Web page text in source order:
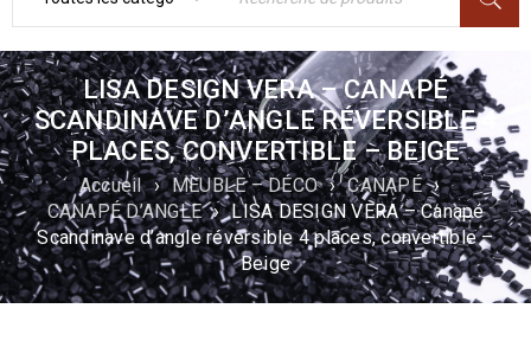
LISA DESIGN VERA – CANAPÉ
SCANDINAVE D’ANGLE RÉVERSIBLE 4
PLACES, CONVERTIBLE – BEIGE
Accueil › MEUBLE – DÉCO › CANAPÉ ›
CANAPÉ D’ANGLE › LISA DESIGN VERA – Canapé
Scandinave d’angle réversible 4 places, convertible –
Beige